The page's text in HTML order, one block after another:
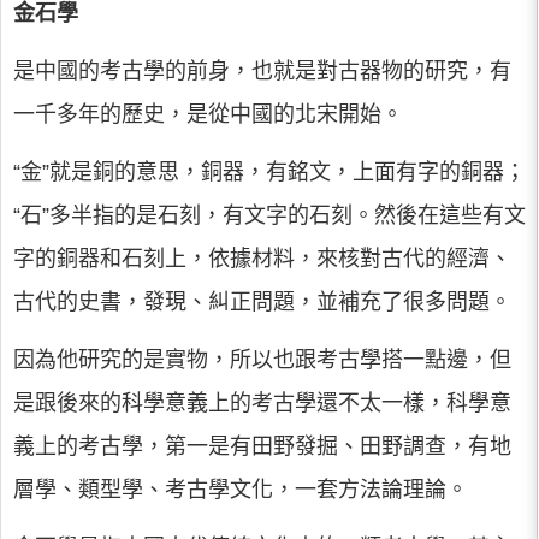
金石學
是中國的考古學的前身，也就是對古器物的研究，有
一千多年的歷史，是從中國的北宋開始。
“金”就是銅的意思，銅器，有銘文，上面有字的銅器；
“石”多半指的是石刻，有文字的石刻。然後在這些有文
字的銅器和石刻上，依據材料，來核對古代的經濟、
古代的史書，發現、糾正問題，並補充了很多問題。
因為他研究的是實物，所以也跟考古學搭一點邊，但
是跟後來的科學意義上的考古學還不太一樣，科學意
義上的考古學，第一是有田野發掘、田野調查，有地
層學、類型學、考古學文化，一套方法論理論。